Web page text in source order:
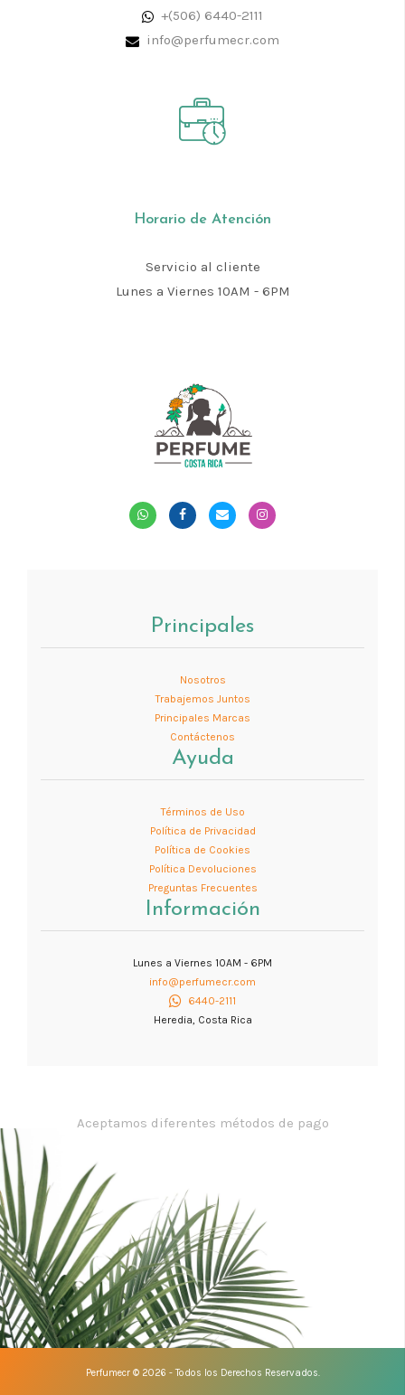
+(506) 6440-2111
info@perfumecr.com
Horario de Atención
Servicio al cliente
Lunes a Viernes 10AM - 6PM
Principales
Nosotros
Trabajemos Juntos
Principales Marcas
Contáctenos
Ayuda
Términos de Uso
Política de Privacidad
Política de Cookies
Política Devoluciones
Preguntas Frecuentes
Información
Lunes a Viernes 10AM - 6PM
info@perfumecr.com
6440-2111
Heredia, Costa Rica
Aceptamos diferentes métodos de pago
Perfumecr © 2026 - Todos los Derechos Reservados.